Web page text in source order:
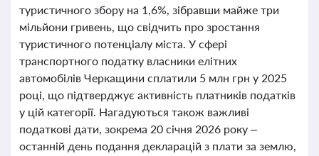
туристичного збору на 1,6%, зібравши майже три
мільйони гривень, що свідчить про зростання
туристичного потенціалу міста. У сфері
транспортного податку власники елітних
автомобілів Черкащини сплатили 5 млн грн у 2025
році, що підтверджує активність платників податків
у цій категорії. Нагадуються також важливі
податкові дати, зокрема 20 січня 2026 року –
останній день подання декларацій з плати за землю,